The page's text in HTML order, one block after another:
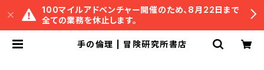
100マイルアドベンチャー開催のため、8月22日まで
全ての業務を休止します。
手の倫理 | 冒険研究所書店